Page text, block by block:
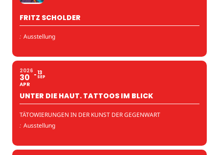
FRITZ SCHOLDER
: Ausstellung
2026
30
APR
13
SEP
UNTER DIE HAUT. TATTOOS IM BLICK
TÄTOWIERUNGEN IN DER KUNST DER GEGENWART
: Ausstellung